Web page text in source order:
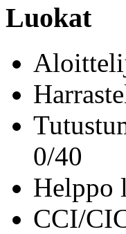
Luokat
0/40
Helppo
CCI/